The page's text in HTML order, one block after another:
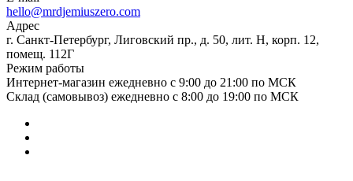
hello@mrdjemiuszero.com
Адрес
г. Санкт-Петербург, Лиговский пр., д. 50, лит. Н, корп. 12,
помещ. 112Г
Режим работы
Интернет-магазин ежедневно с 9:00 до 21:00 по МСК
Склад (самовывоз) ежедневно с 8:00 до 19:00 по МСК